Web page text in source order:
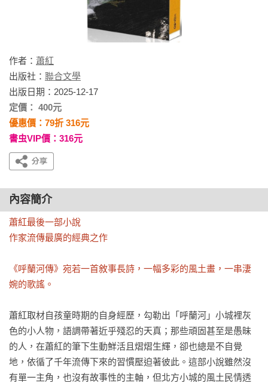
作者： 蕭紅
出版社： 聯合文學
出版日期：2025-12-17
定價： 400元
優惠價：79折 316元
書虫VIP價：316元
內容簡介
蕭紅最後一部小說
作家流傳最廣的經典之作
《呼蘭河傳》宛若一首敘事長詩，一幅多彩的風土畫，一串淒
婉的歌謠。
蕭紅取材自孩童時期的自身經歷，勾勒出「呼蘭河」小城裡灰
色的小人物，語調帶著近乎殘忍的天真；那些頑固甚至是愚昧
的人，在蕭紅的筆下生動鮮活且熠熠生輝，卻也總是不自覺
地，依循了千年流傳下來的習慣壓迫著彼此。這部小說雖然沒
有單一主角，也沒有故事性的主軸，但北方小城的風土民情透